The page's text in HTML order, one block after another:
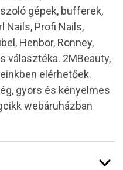
gépek, bufferek,
Nails, Profi Nails,
Henbor, Ronney,
választéka. 2MBeauty,
elérhetőek.
gyors és kényelmes
webáruházban